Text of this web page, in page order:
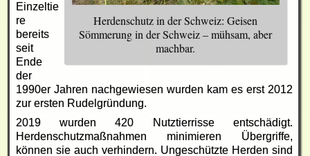
Herdenschutz in der Schweiz: Geisen
Sömmerung in der Schweiz – mühsam, aber
machbar.
Einzeltie
re
bereits
seit
Ende
der
1990er Jahren nachgewiesen wurden kam es erst 2012
zur ersten Rudelgründung.
2019 wurden 420 Nutztierrisse entschädigt.
Herdenschutzmaßnahmen minimieren Übergriffe,
können sie auch verhindern. Ungeschützte Herden sind